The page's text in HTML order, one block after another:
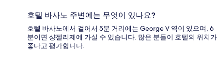
호텔 바사노 주변에는 무엇이 있나요?
호텔 바사노에서 걸어서 5분 거리에는 George V 역이 있으며, 6
분이면 샹젤리제에 가실 수 있습니다. 많은 분들이 호텔의 위치가
좋다고 평가합니다.